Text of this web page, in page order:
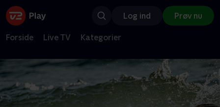
Log ind Prøv nu
Forside Live TV Kategorier